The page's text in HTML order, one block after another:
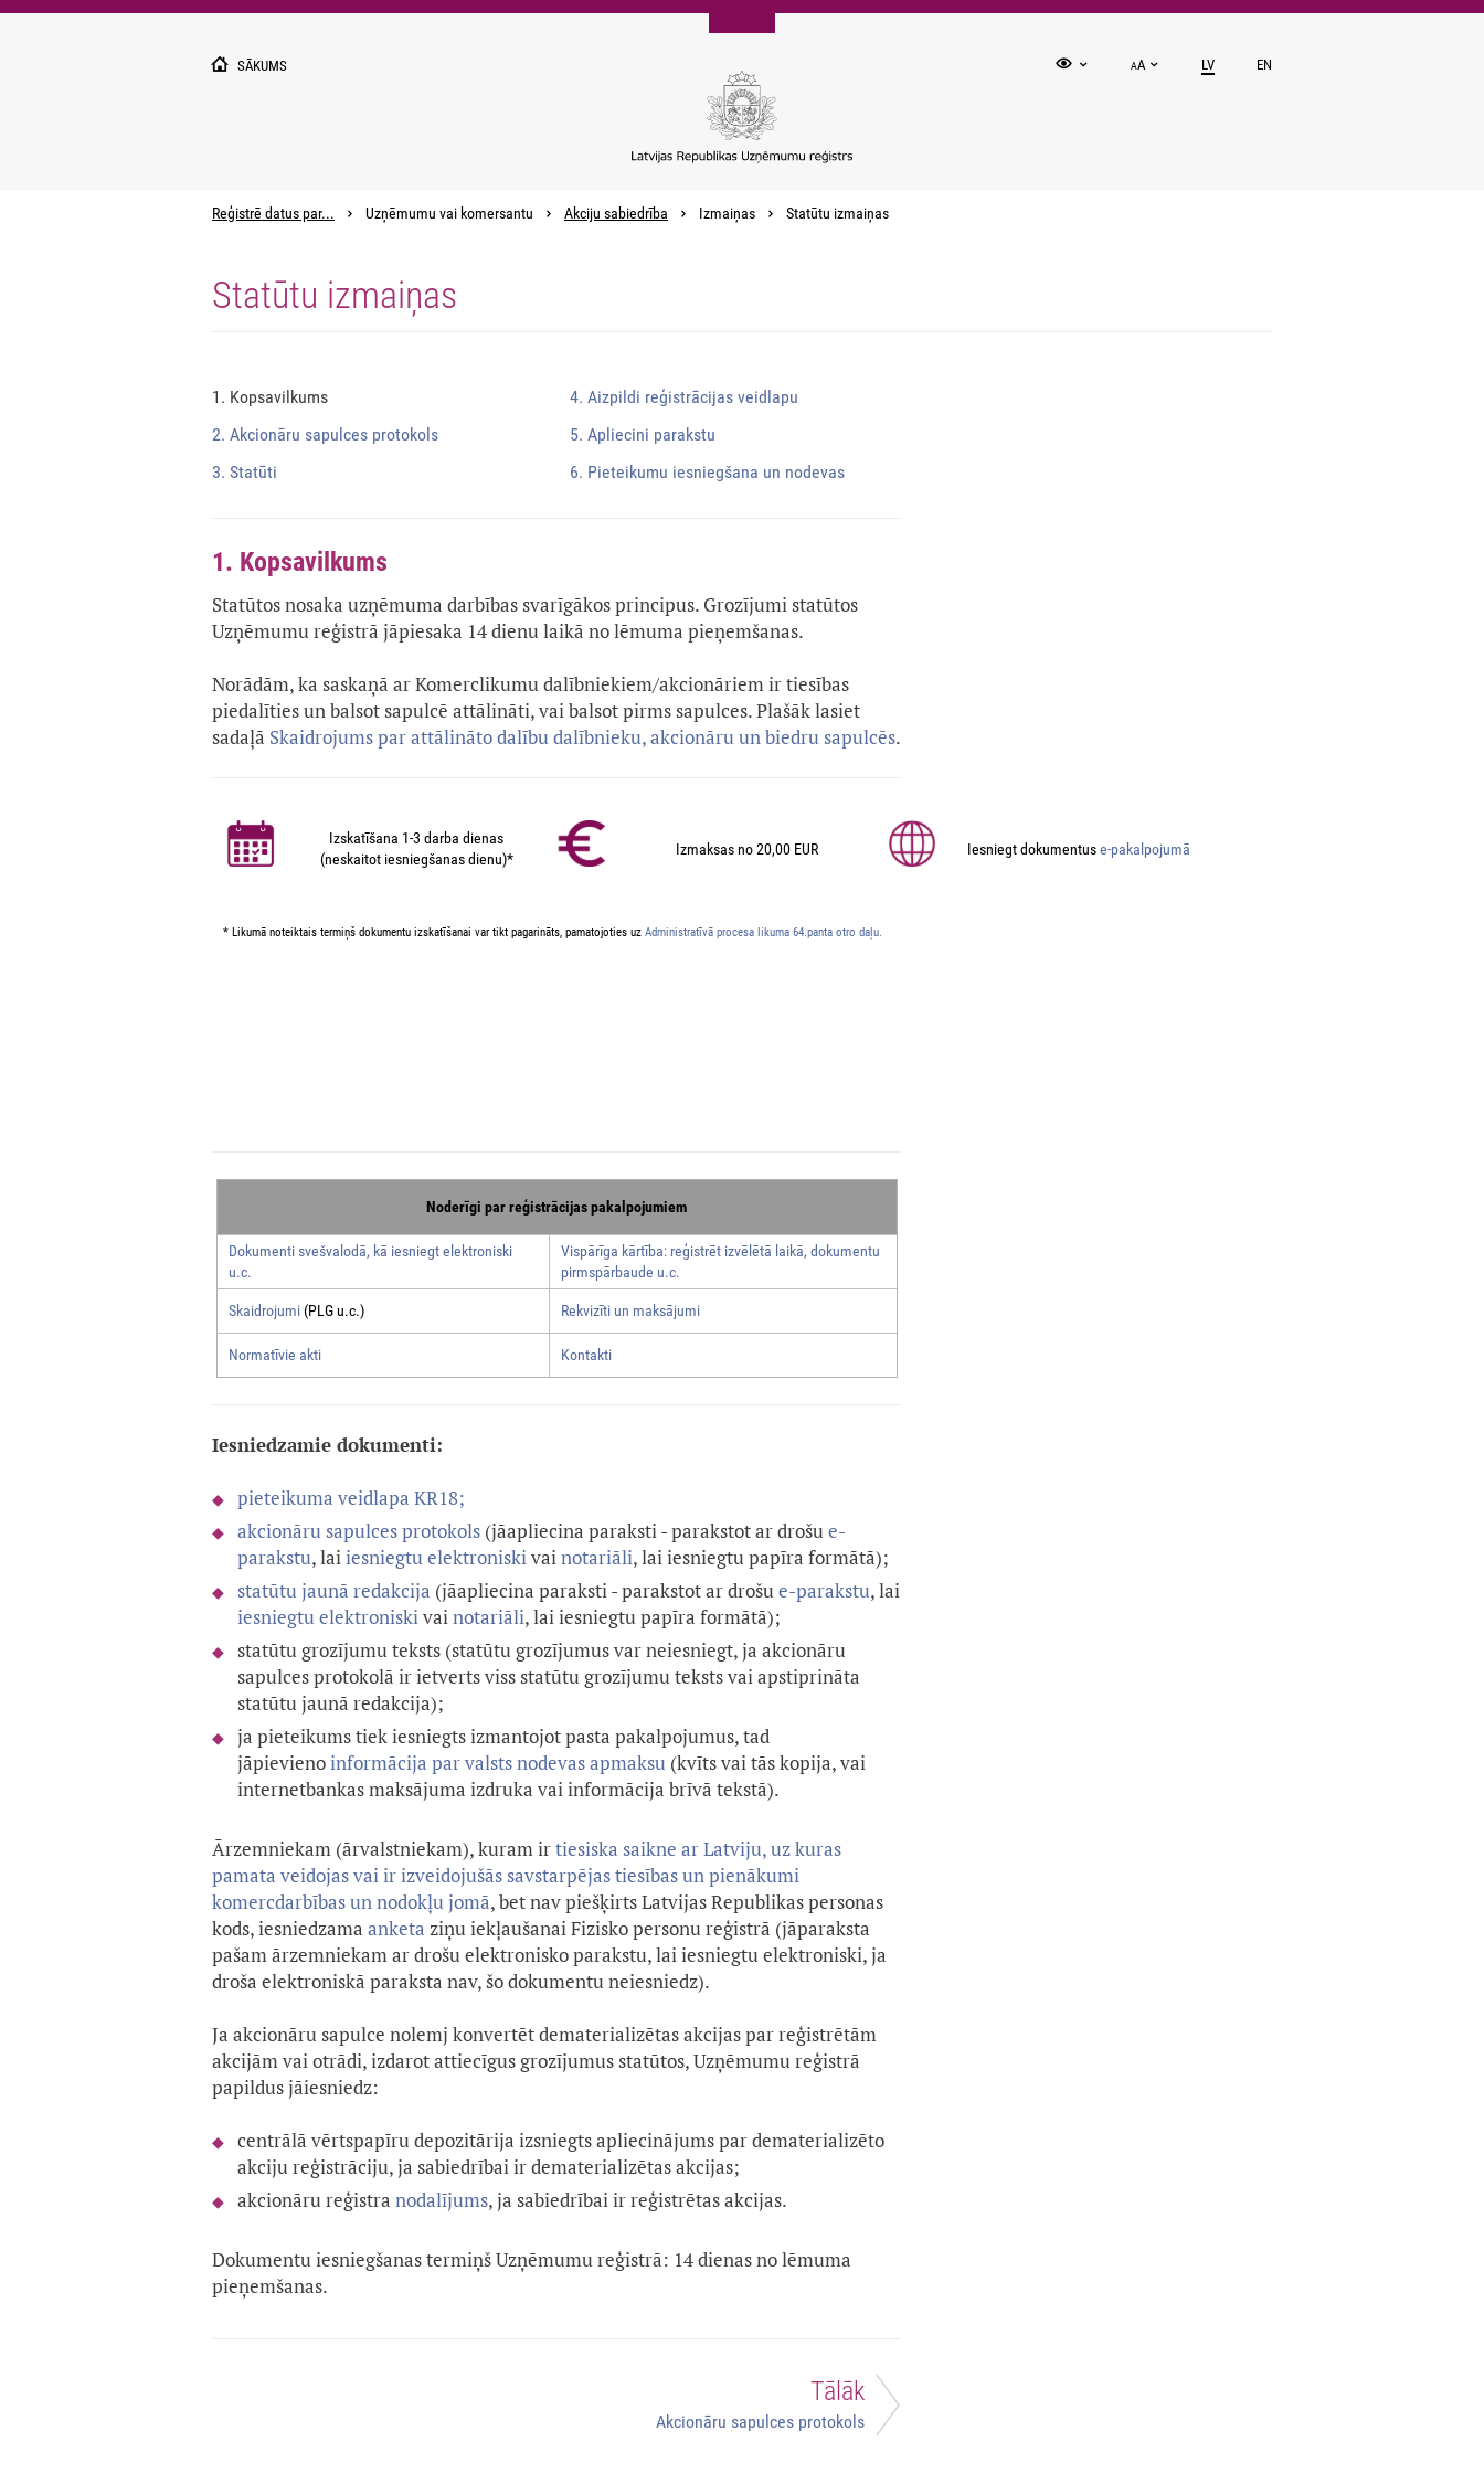
Pārlekt
SĀKUMS AA LV EN
Reģistrē datus par... Uzņēmumu vai komersantu Akciju sabiedrība Izmaiņas Statūtu izmaiņas
Statūtu izmaiņas
1. Kopsavilkums
2. Akcionāru sapulces protokols
3. Statūti
4. Aizpildi reģistrācijas veidlapu
5. Apliecini parakstu
6. Pieteikumu iesniegšana un nodevas
1. Kopsavilkums
Statūtos nosaka uzņēmuma darbības svarīgākos principus. Grozījumi statūtos
Uzņēmumu reģistrā jāpiesaka 14 dienu laikā no lēmuma pieņemšanas.
Norādām, ka saskaņā ar Komerclikumu dalībniekiem/akcionāriem ir tiesības
piedalīties un balsot sapulcē attālināti, vai balsot pirms sapulces. Plašāk lasiet
sadaļā Skaidrojums par attālināto dalību dalībnieku, akcionāru un biedru sapulcēs.
Izskatīšana 1-3 darba dienas
(neskaitot iesniegšanas dienu)*
Izmaksas no 20,00 EUR Iesniegt dokumentuse-pakalpojumā
* Likumā noteiktais termiņš dokumentu izskatīšanai var tikt pagarināts, pamatojoties uz Administratīvā procesa likuma 64.panta otro daļu.
Noderīgi par reģistrācijas pakalpojumiem
Dokumenti svešvalodā, kā iesniegt elektroniski
u.c.
Vispārīga kārtība: reģistrēt izvēlētā laikā, dokumentu
pirmspārbaude u.c.
Skaidrojumi(PLG u.c.) Rekvizīti un maksājumi
Normatīvie akti Kontakti
Iesniedzamie dokumenti:
pieteikuma veidlapa KR18;
akcionāru sapulces protokols (jāapliecina paraksti - parakstot ar drošue-
parakstu, laiiesniegtu elektroniskivainotariāli, lai iesniegtu papīra formātā);
statūtu jaunā redakcija (jāapliecina paraksti - parakstot ar drošue-parakstu, lai
iesniegtu elektroniskivainotariāli, lai iesniegtu papīra formātā);
statūtu grozījumu teksts (statūtu grozījumus var neiesniegt, ja akcionāru
sapulces protokolā ir ietverts viss statūtu grozījumu teksts vai apstiprināta
statūtu jaunā redakcija);
ja pieteikums tiek iesniegts izmantojot pasta pakalpojumus, tad
jāpievienoinformācija par valsts nodevas apmaksu (kvīts vai tās kopija, vai
internetbankas maksājuma izdruka vai informācija brīvā tekstā).
Ārzemniekam (ārvalstniekam), kuram irtiesiska saikne ar Latviju, uz kuras
pamata veidojas vai ir izveidojušās savstarpējas tiesības un pienākumi
komercdarbības un nodokļu jomā, bet nav piešķirts Latvijas Republikas personas
kods, iesniedzama anketa ziņu iekļaušanai Fizisko personu reģistrā (jāparaksta
pašam ārzemniekam ar drošu elektronisko parakstu, lai iesniegtu elektroniski, ja
droša elektroniskā paraksta nav, šo dokumentu neiesniedz).
Ja akcionāru sapulce nolemj konvertēt dematerializētas akcijas par reģistrētām
akcijām vai otrādi, izdarot attiecīgus grozījumus statūtos, Uzņēmumu reģistrā
papildus jāiesniedz:
centrālā vērtspapīru depozitārija izsniegts apliecinājums par dematerializēto
akciju reģistrāciju, ja sabiedrībai ir dematerializētas akcijas;
akcionāru reģistra nodalījums, ja sabiedrībai ir reģistrētas akcijas.
Dokumentu iesniegšanas termiņš Uzņēmumu reģistrā: 14 dienas no lēmuma
pieņemšanas.
Tālāk
Akcionāru sapulces protokols